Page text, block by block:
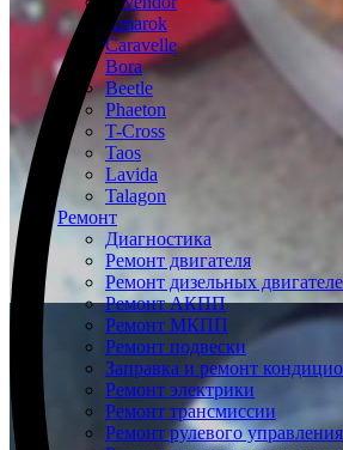
Amarok
Caravelle
Bora
Beetle
Phaeton
T-Cross
Taos
Lavida
Talagon
Ремонт
Диагностика
Ремонт двигателя
Ремонт дизельных
Ремонт АКПП
Ремонт МКПП
Ремонт подвески
Заправка и ремонт
Ремонт электрики
Ремонт трансмиссии
Ремонт рулевого управления